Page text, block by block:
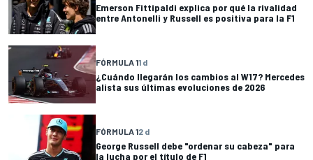
Emerson Fittipaldi explica por qué la rivalidad
entre Antonelli y Russell es positiva para la F1
FÓRMULA 11 d
¿Cuándo llegarán los cambios al W17? Mercedes
alista sus últimas evoluciones de 2026
FÓRMULA 12 d
George Russell debe "ordenar su cabeza" para
la lucha por el título de F1